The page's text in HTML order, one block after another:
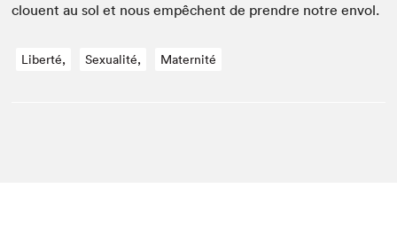
clouent au sol et nous empêchent de pren­dre notre envol.
Liberté, Sexualité, Maternité